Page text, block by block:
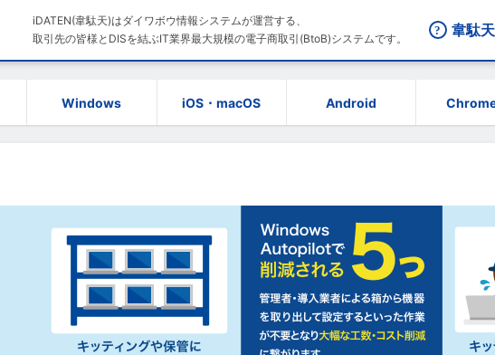
iDATEN(韋駄天)はダイワボウ情報システムが運営する、
取引先の皆様とDISを結ぶIT業界最大規模の電子商取引(BtoB)システムです。
韋駄
Windows iOS・macOS Android